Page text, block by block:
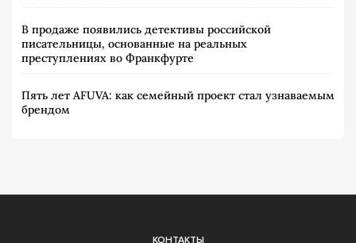
В продаже появились детективы российской
писательницы, основанные на реальных
преступлениях во Франкфурте
Пять лет AFUVA: как семейный проект стал узнаваемым
брендом
КОНТАКТЫ